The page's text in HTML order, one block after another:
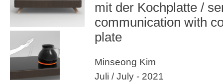
mit der Kochplatte /
communication with
plate
Minseong Kim
Juli / July - 2021